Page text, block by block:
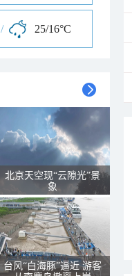
/ 25/16°C
北京天空现“云隙光”景
象
台风“白海豚”逼近 游客